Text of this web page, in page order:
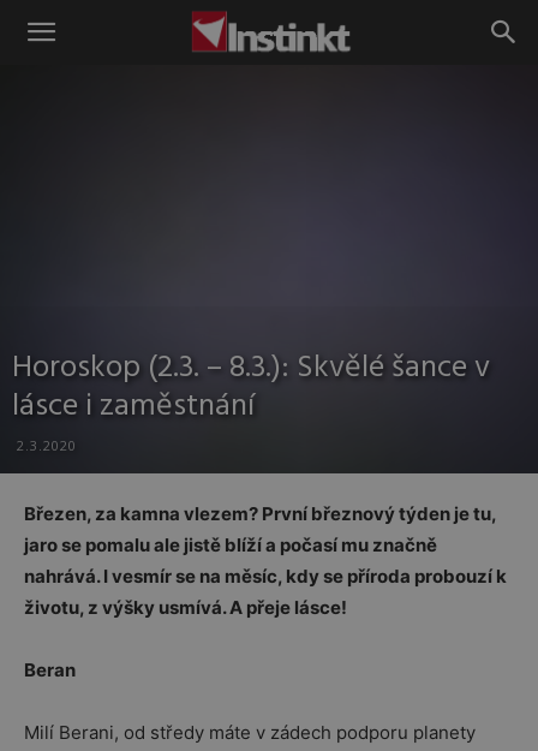
Instinkt
Horoskop (2.3. – 8.3.): Skvělé šance v
lásce i zaměstnání
2.3.2020
Březen, za kamna vlezem? První březnový týden je tu,
jaro se pomalu ale jistě blíží a počasí mu značně
nahrává. I vesmír se na měsíc, kdy se příroda probouzí k
životu, z výšky usmívá. A přeje lásce!
Beran
Milí Berani, od středy máte v zádech podporu planety